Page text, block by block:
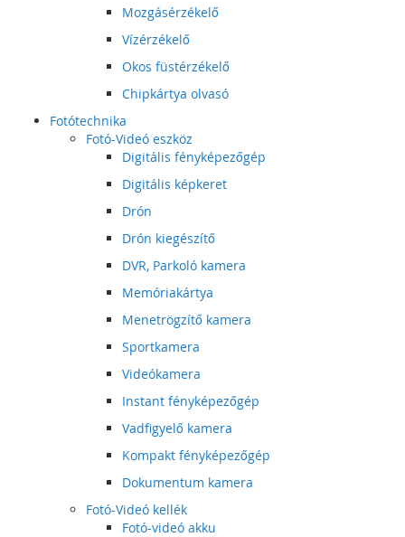
Mozgásérzékelő
Vízérzékelő
Okos füstérzékelő
Chipkártya olvasó
Fotótechnika
Fotó-Videó eszköz
Digitális fényképezőgép
Digitális képkeret
Drón
Drón kiegészítő
DVR, Parkoló kamera
Memóriakártya
Menetrögzítő kamera
Sportkamera
Videókamera
Instant fényképezőgép
Vadfigyelő kamera
Kompakt fényképezőgép
Dokumentum kamera
Fotó-Videó kellék
Fotó-videó akku